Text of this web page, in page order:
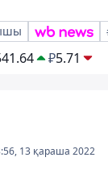
₽5.71
13 қараша 2022